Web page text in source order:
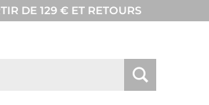
DE 129 € ET RETOURS